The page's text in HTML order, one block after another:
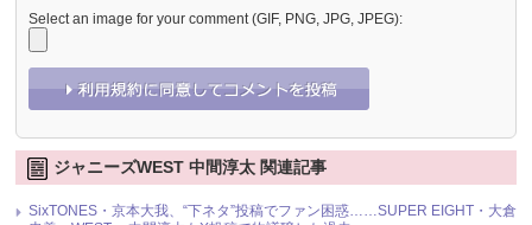
Select an image for your comment (GIF, PNG, JPG, JPEG):
ジャニーズWEST 中間淳太 関連記事
SixTONES・京本大我、“下ネタ”投稿でファン困惑……SUPER EIGHT・大倉